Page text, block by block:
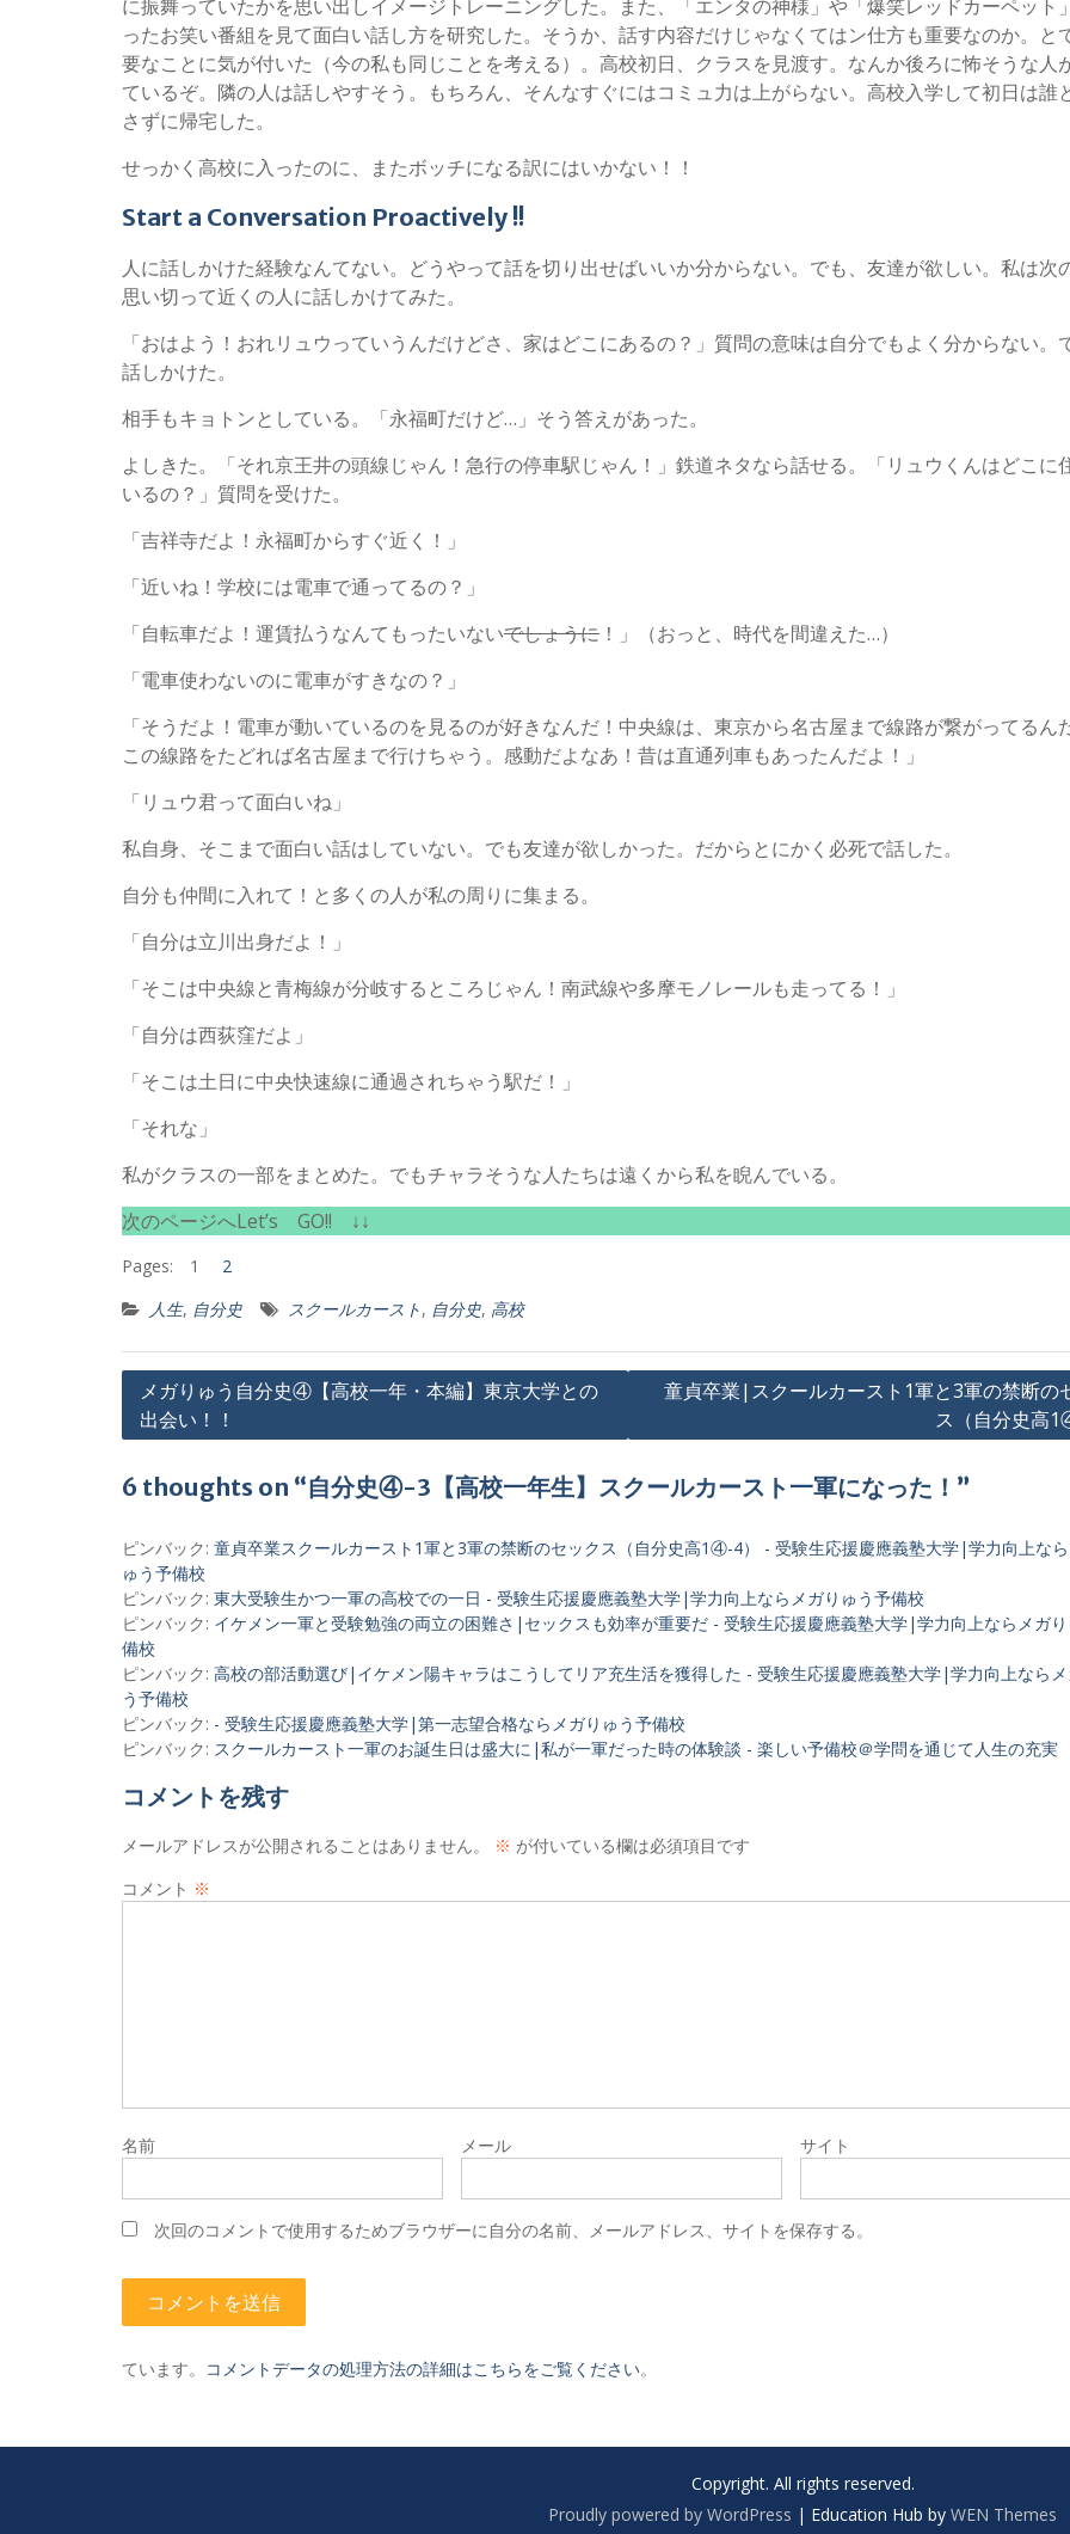
に振舞っていたかを思い出しイメージトレーニングした。また、「エンタの神様」や「爆笑レッドカーペット
ったお笑い番組を見て面白い話し方を研究した。そうか、話す内容だけじゃなくてはン仕方も重要なのか。と
要なことに気が付いた（今の私も同じことを考える）。高校初日、クラスを見渡す。なんか後ろに怖そうな人
ているぞ。隣の人は話しやすそう。もちろん、そんなすぐにはコミュ力は上がらない。高校入学して初日は誰
さずに帰宅した。
せっかく高校に入ったのに、またボッチになる訳にはいかない！！
Start a Conversation Proactively !!
人に話しかけた経験なんてない。どうやって話を切り出せばいいか分からない。でも、友達が欲しい。私は次の
思い切って近くの人に話しかけてみた。
「おはよう！おれリュウっていうんだけどさ、家はどこにあるの？」質問の意味は自分でもよく分からない。で
話しかけた。
相手もキョトンとしている。「永福町だけど…」そう答えがあった。
よしきた。「それ京王井の頭線じゃん！急行の停車駅じゃん！」鉄道ネタなら話せる。「リュウくんはどこに
いるの？」質問を受けた。
「吉祥寺だよ！永福町からすぐ近く！」
「近いね！学校には電車で通ってるの？」
「自転車だよ！運賃払うなんてもったいないでしょうに ！」（おっと、時代を間違えた…）
「電車使わないのに電車がすきなの？」
「そうだよ！電車が動いているのを見るのが好きなんだ！中央線は、東京から名古屋まで線路が繋がってるん
この線路をたどれば名古屋まで行けちゃう。感動だよなあ！昔は直通列車もあったんだよ！」
「リュウ君って面白いね」
私自身、そこまで面白い話はしていない。でも友達が欲しかった。だからとにかく必死で話した。
自分も仲間に入れて！と多くの人が私の周りに集まる。
「自分は立川出身だよ！」
「そこは中央線と青梅線が分岐するところじゃん！南武線や多摩モノレールも走ってる！」
「自分は西荻窪だよ」
「そこは土日に中央快速線に通過されちゃう駅だ！」
「それな」
私がクラスの一部をまとめた。でもチャラそうな人たちは遠くから私を睨んでいる。
次のページへLet’s GO!! ↓↓
Pages: 1
2
人生, 自分史 スクールカースト, 自分史, 高校
稿
ビ
ー
シ
ョ
ン
メガりゅう自分史④【高校一年・本編】東京大学との
出会い！！
童貞卒業|スクールカースト1軍と3軍の禁断の
ス（自分史高
6 thoughts on “自分史④-3【高校一年生】スクールカースト一軍になった！”
ピンバック: 童貞卒業スクールカースト1軍と3軍の禁断のセックス（自分史高1④-4） - 受験生応援慶應義塾大学|学力向上なら
ゅう予備校
ピンバック: 東大受験生かつ一軍の高校での一日 - 受験生応援慶應義塾大学|学力向上ならメガりゅう予備校
ピンバック: イケメン一軍と受験勉強の両立の困難さ|セックスも効率が重要だ - 受験生応援慶應義塾大学|学力向上ならメガ
備校
ピンバック: 高校の部活動選び|イケメン陽キャラはこうしてリア充生活を獲得した - 受験生応援慶應義塾大学|学力向上ならメ
う予備校
ピンバック: - 受験生応援慶應義塾大学|第一志望合格ならメガりゅう予備校
ピンバック: スクールカースト一軍のお誕生日は盛大に|私が一軍だった時の体験談 - 楽しい予備校＠学問を通じて人生の充実
コメントを残す
メールアドレスが公開されることはありません。 ※ が付いている欄は必須項目です
コメント ※
名前 メール サイト
次回のコメントで使用するためブラウザーに自分の名前、メールアドレス、サイトを保存する。
ています。
コメントデータの処理方法の詳細はこちらをご覧ください。
Copyright. All rights reserved.
Proudly powered by WordPress | Education Hub by WEN Themes